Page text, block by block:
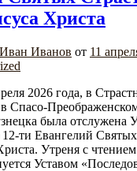
Христа
Иван Иванов от 11
2026 года, в
Спасо-
была отслужена
ти Евангелий
Утреня с
Уставом